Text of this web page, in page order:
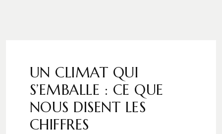
UN CLIMAT QUI
S’EMBALLE : CE QUE
NOUS DISENT LES
CHIFFRES